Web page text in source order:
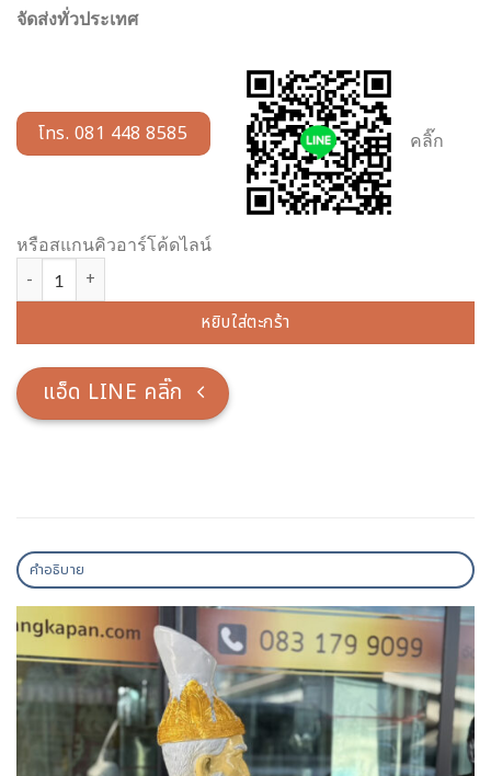
จัดส่งทั่วประเทศ
โทร. 081 448 8585 คลิ๊ก
หรือสแกนคิวอาร์โค้ดไลน์
หยิบใส่ตะกร้า
แอ็ด LINE คลิ๊ก
คำอธิบาย